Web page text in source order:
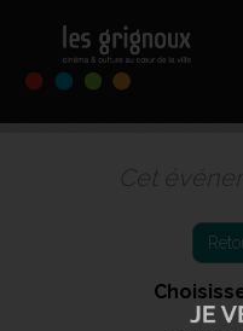
Cet